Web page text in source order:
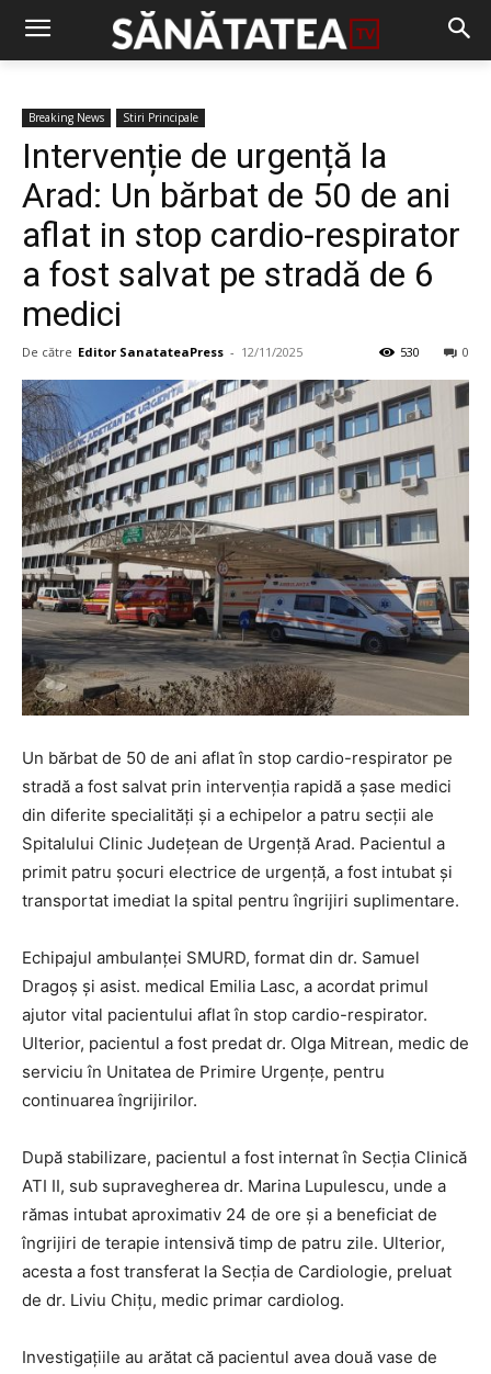
Breaking News Stiri Principale
Intervenție de urgență la
Arad: Un bărbat de 50 de ani
aflat in stop cardio-respirator
a fost salvat pe stradă de 6
medici
De către Editor SanatateaPress - 12/11/2025 0
530
Un bărbat de 50 de ani aflat în stop cardio-respirator pe
stradă a fost salvat prin intervenția rapidă a șase medici
din diferite specialități și a echipelor a patru secții ale
Spitalului Clinic Județean de Urgență Arad. Pacientul a
primit patru șocuri electrice de urgență, a fost intubat și
transportat imediat la spital pentru îngrijiri suplimentare.
Echipajul ambulanței SMURD, format din dr. Samuel
Dragoș și asist. medical Emilia Lasc, a acordat primul
ajutor vital pacientului aflat în stop cardio-respirator.
Ulterior, pacientul a fost predat dr. Olga Mitrean, medic de
serviciu în Unitatea de Primire Urgențe, pentru
continuarea îngrijirilor.
După stabilizare, pacientul a fost internat în Secția Clinică
ATI II, sub supravegherea dr. Marina Lupulescu, unde a
rămas intubat aproximativ 24 de ore și a beneficiat de
îngrijiri de terapie intensivă timp de patru zile. Ulterior,
acesta a fost transferat la Secția de Cardiologie, preluat
de dr. Liviu Chițu, medic primar cardiolog.
Investigațiile au arătat că pacientul avea două vase de